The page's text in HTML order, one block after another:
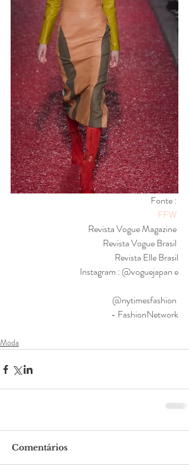
Fonte :
FFW
Revista Vogue Magazine
Revista Vogue Brasil
Revista Elle Brasil
Instagram : @voguejapan e
@nytimesfashion
- FashionNetwork
Moda
Comentários